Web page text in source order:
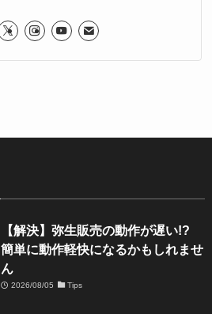
【解決】弥生販売の動作が遅い!?
簡単に動作軽快になるかもしれませ
ん
2026/08/05 Tips